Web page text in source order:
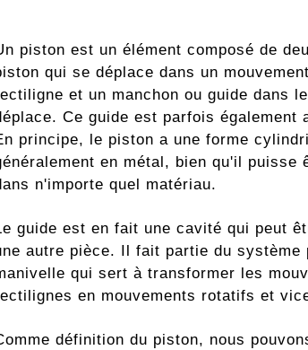
piston est un élément composé de
qui se déplace dans un
et un manchon ou guide dans
Ce guide est parfois également
principe, le piston a une forme
en métal, bien qu'il puisse
n'importe quel matériau.
guide est en fait une cavité qui peut
autre pièce. Il fait partie du système
qui sert à transformer les
en mouvements rotatifs et
définition du piston, nous